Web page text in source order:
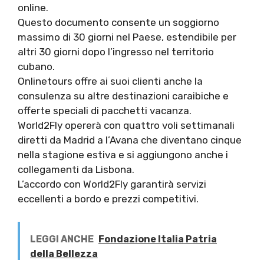
online.
Questo documento consente un soggiorno
massimo di 30 giorni nel Paese, estendibile per
altri 30 giorni dopo l’ingresso nel territorio
cubano.
Onlinetours offre ai suoi clienti anche la
consulenza su altre destinazioni caraibiche e
offerte speciali di pacchetti vacanza.
World2Fly opererà con quattro voli settimanali
diretti da Madrid a l’Avana che diventano cinque
nella stagione estiva e si aggiungono anche i
collegamenti da Lisbona.
L’accordo con World2Fly garantirà servizi
eccellenti a bordo e prezzi competitivi.
LEGGI ANCHE Fondazione Italia Patria
della Bellezza